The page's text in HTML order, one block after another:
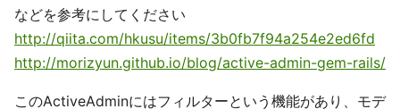
などを参考にしてください
http://qiita.com/hkusu/items/3b0fb7f94a254e2ed6fd
http://morizyun.github.io/blog/active-admin-gem-rails/
このActiveAdminにはフィルターという機能があり、モデ